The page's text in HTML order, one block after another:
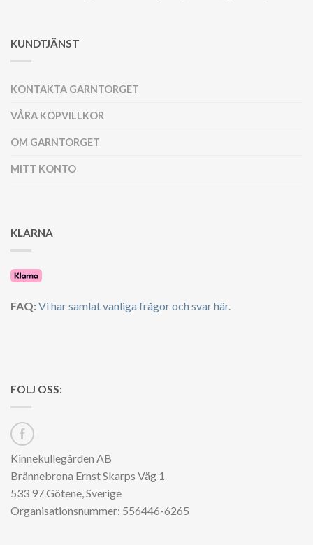
KUNDTJÄNST
KONTAKTA GARNTORGET
VÅRA KÖPVILLKOR
OM GARNTORGET
MITT KONTO
KLARNA
FAQ:Vi har samlat vanliga frågor och svar här.
FÖLJ OSS:
Kinnekullegården AB
Brännebrona Ernst Skarps Väg 1
533 97 Götene, Sverige
Organisationsnummer: 556446-6265